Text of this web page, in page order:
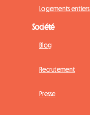
Logements entiers
Société
Blog
Recrutement
Presse